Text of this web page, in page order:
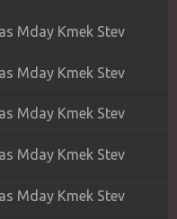
Mday Kmek Stev
Mday Kmek Stev
Mday Kmek Stev
Mday Kmek Stev
Mday Kmek Stev